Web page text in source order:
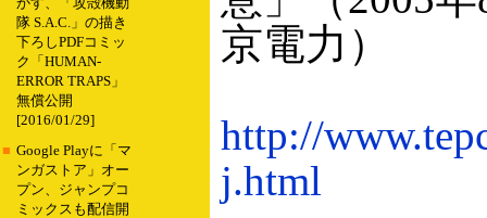
かす、「攻殻機動
隊 S.A.C.」の描き
下ろしPDFコミッ
ク「HUMAN-
ERROR TRAPS」
無償公開
[2016/01/29]
■ Google Playに「マ
ンガストア」オー
プン、ジャンプコ
ミックスも配信開
京電力）
http://
j.html